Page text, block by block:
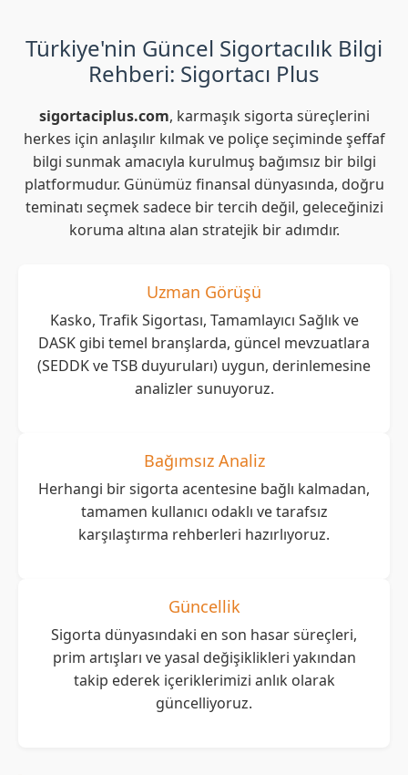
Türkiye'nin Güncel Sigortacılık Bilgi
Rehberi: Sigortacı Plus
sigortaciplus.com, karmaşık sigorta süreçlerini
herkes için anlaşılır kılmak ve poliçe seçiminde şeffaf
bilgi sunmak amacıyla kurulmuş bağımsız bir bilgi
platformudur. Günümüz finansal dünyasında, doğru
teminatı seçmek sadece bir tercih değil, geleceğinizi
koruma altına alan stratejik bir adımdır.
Uzman Görüşü
Kasko, Trafik Sigortası, Tamamlayıcı Sağlık ve
DASK gibi temel branşlarda, güncel mevzuatlara
(SEDDK ve TSB duyuruları) uygun, derinlemesine
analizler sunuyoruz.
Bağımsız Analiz
Herhangi bir sigorta acentesine bağlı kalmadan,
tamamen kullanıcı odaklı ve tarafsız
karşılaştırma rehberleri hazırlıyoruz.
Güncellik
Sigorta dünyasındaki en son hasar süreçleri,
prim artışları ve yasal değişiklikleri yakından
takip ederek içeriklerimizi anlık olarak
güncelliyoruz.